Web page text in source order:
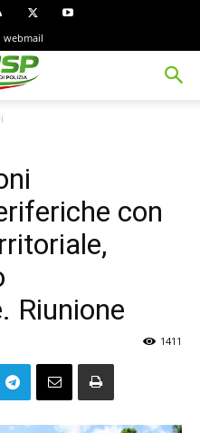
webmail
con
Riunione
1411